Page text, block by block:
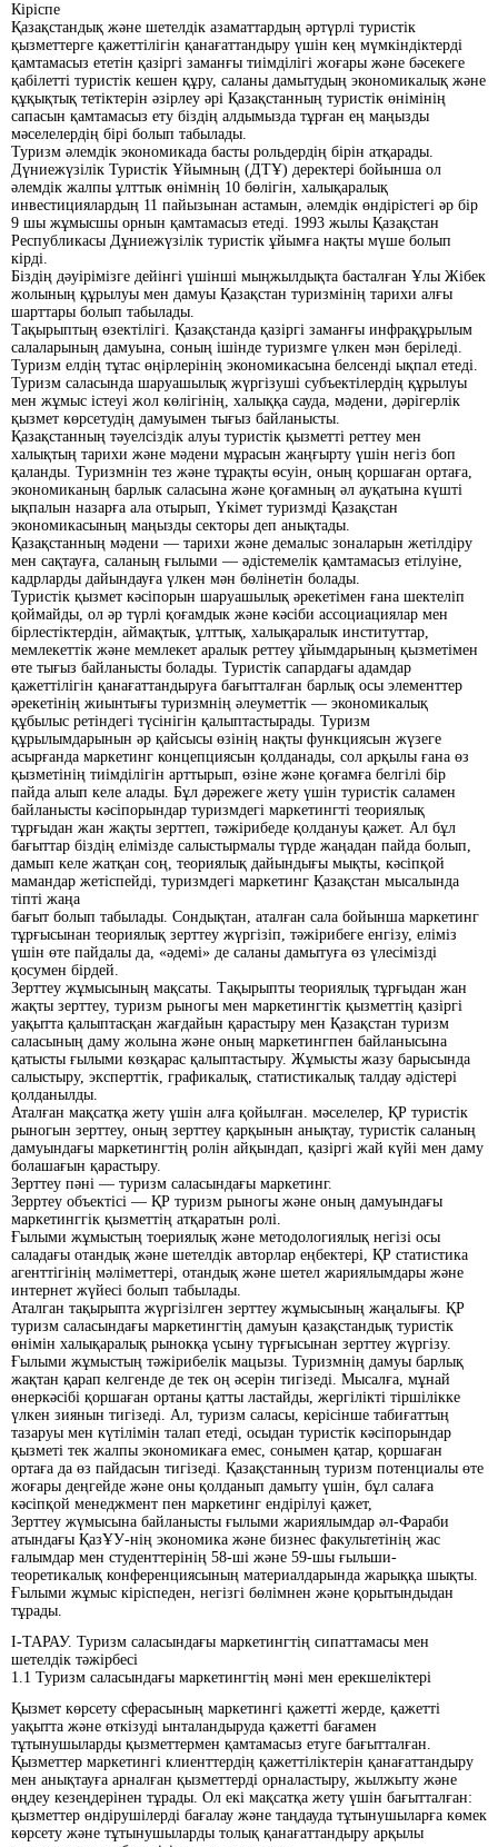
Кіріспе
Қазақстандық және шетелдік азаматтардың әртүрлі туристік
қызметтерге қажеттілігін қанағаттандыру үшін кең мүмкіндіктерді
қамтамасыз ететін қазіргі заманғы тиімділігі жоғары және бәсекеге
қабілетті туристік кешен құру, саланы дамытудың экономикалық және
құқықтық тетіктерін әзірлеу әрі Қазақстанның туристік өнімінің
сапасын қамтамасыз ету біздің алдымызда тұрған ең маңызды
мәселелердің бірі болып табылады.
Туризм әлемдік экономикада басты рольдердің бірін атқарады.
Дүниежүзілік Туристік Ұйымның (ДТҰ) деректері бойынша ол
әлемдік жалпы ұлттык өнімнің 10 бөлігін, халықаралық
инвестициялардың 11 пайызынан астамын, әлемдік өндірістегі әр бір
9 шы жұмысшы орнын қамтамасыз етеді. 1993 жылы Қазақстан
Республикасы Дұниежүзілік туристік ұйымға нақты мүше болып
кірді.
Біздің дәуірімізге дейінгі үшінші мыңжылдықта басталған Ұлы Жібек
жолының құрылуы мен дамуы Қазақстан туризмінің тарихи алғы
шарттары болып табылады.
Тақырыптың өзектілігі. Қазақстанда қазіргі заманғы инфрақұрылым
салаларының дамуына, соның ішінде туризмге үлкен мән беріледі.
Туризм елдің тұтас өңірлерінің экономикасына белсенді ықпал етеді.
Туризм саласында шаруашылық жүргізуші субъектілердің құрылуы
мен жұмыс істеуі жол көлігінің, халыққа сауда, мәдени, дәрігерлік
қызмет көрсетудің дамуымен тығыз байланысты.
Қазақстанның тәуелсіздік алуы туристік қызметті реттеу мен
халықтың тарихи және мәдени мұрасын жаңғырту үшін негіз боп
қаланды. Туризмнін тез және тұрақты өсуін, оның қоршаған ортаға,
экономиканың барлык саласына және қоғамның әл ауқатына күшті
ықпалын назарға ала отырып, Үкімет туризмді Қазақстан
экономикасының маңызды секторы деп анықтады.
Қазақстанның мәдени — тарихи және демалыс зоналарын жетілдіру
мен сақтауға, саланың ғылыми — әдістемелік қамтамасыз етілуіне,
кадрларды дайындауға үлкен мән бөлінетін болады.
Туристік қызмет кәсіпорын шаруашылық әрекетімен ғана шектеліп
қоймайды, ол әр түрлі қоғамдык және кәсіби ассоциациялар мен
бірлестіктердін, аймақтык, ұлттық, халықаралык институттар,
мемлекеттік және мемлекет аралык реттеу ұйымдарының қызметімен
өте тығыз байланысты болады. Туристік сапардағы адамдар
қажеттілігін қанағаттандыруға бағытталған барлық осы элементтер
әрекетінің жиынтығы туризмнің әлеуметтік — экономикалық
құбылыс ретіндегі түсінігін қалыптастырады. Туризм
құрылымдарынын әр қайсысы өзінің нақты функциясын жүзеге
асырғанда маркетинг концепциясын қолданады, сол арқылы ғана өз
қызметінің тиімділігін арттырып, өзіне және қоғамға белгілі бір
пайда алып келе алады. Бұл дәрежеге жету үшін туристік саламен
байланысты кәсіпорындар туризмдегі маркетингті теориялық
тұрғыдан жан жақты зерттеп, тәжірибеде қолдануы қажет. Ал бұл
бағыттар біздің елімізде салыстырмалы түрде жаңадан пайда болып,
дамып келе жатқан соң, теориялық дайындығы мықты, кәсіпқой
мамандар жетіспейді, туризмдегі маркетинг Қазақстан мысалында
тіпті жаңа
бағыт болып табылады. Сондықтан, аталған сала бойынша маркетинг
тұрғысынан теориялық зерттеу жүргізіп, тәжірибеге енгізу, еліміз
үшін өте пайдалы да, «әдемі» де саланы дамытуға өз үлесімізді
қосумен бірдей.
Зерттеу жұмысының мақсаты. Тақырыпты теориялық тұрғыдан жан
жақты зерттеу, туризм рыногы мен маркетингтік қызметтің қазіргі
уақытта қалыптасқан жағдайын қарастыру мен Қазақстан туризм
саласының даму жолына және оның маркетингпен байланысына
қатысты ғылыми көзқарас қалыптастыру. Жұмысты жазу барысында
салыстыру, эксперттік, графикалық, статистикалық талдау әдістері
қолданылды.
Аталған мақсатқа жету үшін алға қойылған. мәселелер, ҚР туристік
рыногын зерттеу, оның зерттеу қарқынын анықтау, туристік саланың
дамуындағы маркетингтің ролін айқындап, қазіргі жай күйі мен даму
болашағын қарастыру.
Зерттеу пәні — туризм саласындағы маркетинг.
Зерртеу объектісі — ҚР туризм рыногы және оның дамуындағы
маркетинггік қызметтің атқаратын ролі.
Ғылыми жұмыстың тоериялық және методологиялық негізі осы
саладағы отандық және шетелдік авторлар еңбектері, ҚР статистика
агенттігінің мәліметтері, отандық және шетел жариялымдары және
интернет жүйесі болып табылады.
Аталган тақырыпта жүргізілген зерттеу жұмысының жаңалығы. ҚР
туризм саласындағы маркетингтің дамуын қазақстандық туристік
өнімін халықаралық рынокқа үсыну түрғысынан зерттеу жүргізу.
Ғылыми жұмыстың тәжірибелік мацызы. Туризмнің дамуы барлық
жақтан қарап келгенде де тек оң әсерін тигізеді. Мысалға, мұнай
өнеркәсібі қоршаған ортаны қатты ластайды, жергілікті тіршілікке
үлкен зиянын тигізеді. Ал, туризм саласы, керісінше табиғаттың
тазаруы мен күтілімін талап етеді, осыдан туристік кәсіпорындар
қызметі тек жалпы экономикаға емес, сонымен қатар, қоршаған
ортаға да өз пайдасын тигізеді. Қазақстанның туризм потенциалы өте
жоғары деңгейде және оны қолданып дамыту үшін, бұл салаға
кәсіпқой менеджмент пен маркетинг ендірілуі қажет,
Зерттеу жүмысына байланысты ғылыми жариялымдар әл-Фараби
атындағы ҚазҰУ-нің экономика және бизнес факультетінің жас
ғалымдар мен студенттерінің 58-ші және 59-шы ғыльши-
теоретикалық конференциясының материалдарында жарыққа шықты.
Ғылыми жұмыс кіріспеден, негізгі бөлімнен және қорытындыдан
тұрады.
І-ТАРАУ. Туризм саласындағы маркетингтің сипаттамасы мен
шетелдiк тәжiрбесi
1.1 Туризм саласындағы маркетингтің мәні мен ерекшеліктері
Қызмет көрсету сферасының маркетингі қажетті жерде, қажетті
уақытта және өткізуді ынталандыруда қажетті бағамен
тұтынушыларды қызметтермен қамтамасыз етуге бағытталған.
Қызметтер маркетингі клиенттердің қажеттіліктерін қанағаттандыру
мен анықтауға арналған қызметтерді орналастыру, жылжыту және
өңдеу кезеңдерінен тұрады. Ол екі мақсатқа жету үшін бағытталған:
қызметтер өндірушілерді бағалау және таңдауда тұтынушыларға көмек
көрсету және тұтынушыларды толық қанағаттандыру арқылы